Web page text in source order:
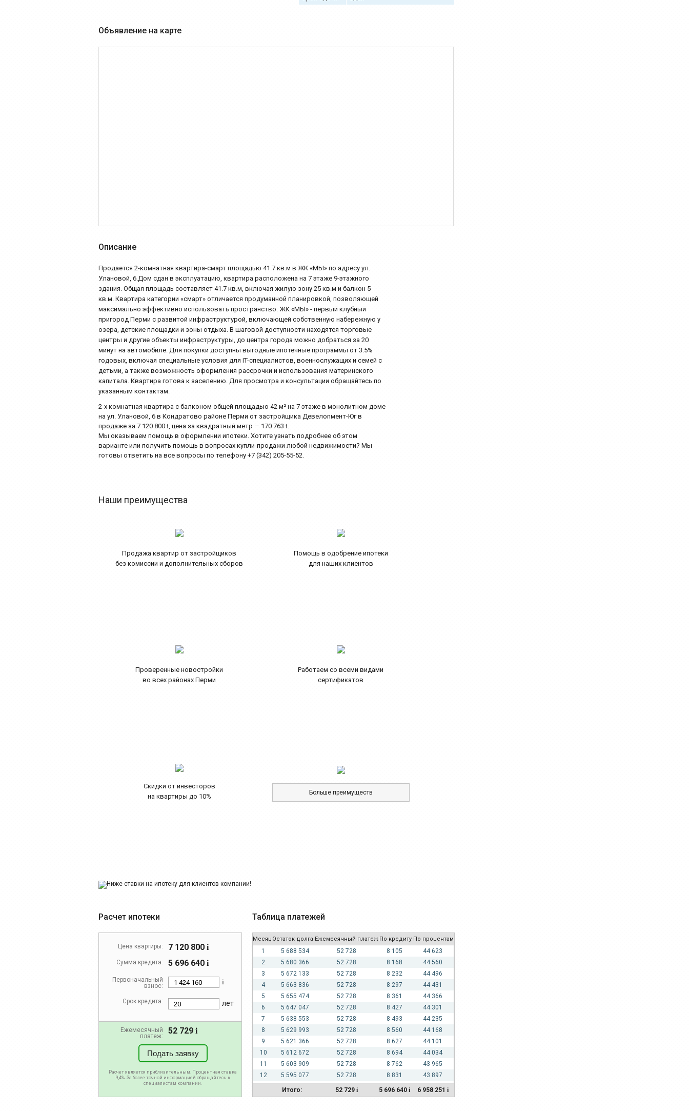
Объявление на карте
Описание
Продается 2-комнатная квартира-смарт площадью 41.7 кв.м в ЖК «МЫ» по адресу ул.
Улановой, 6.Дом сдан в эксплуатацию, квартира расположена на 7 этаже 9-этажного
здания. Общая площадь составляет 41.7 кв.м, включая жилую зону 25 кв.м и балкон 5
кв.м. Квартира категории «смарт» отличается продуманной планировкой, позволяющей
максимально эффективно использовать пространство. ЖК «МЫ» - первый клубный
пригород Перми с развитой инфраструктурой, включающей собственную набережную у
озера, детские площадки и зоны отдыха. В шаговой доступности находятся торговые
центры и другие объекты инфраструктуры, до центра города можно добраться за 20
минут на автомобиле. Для покупки доступны выгодные ипотечные программы от 3.5%
годовых, включая специальные условия для IT-специалистов, военнослужащих и семей с
детьми, а также возможность оформления рассрочки и использования материнского
капитала. Квартира готова к заселению. Для просмотра и консультации обращайтесь по
указанным контактам.
2-х комнатная квартира с балконом общей площадью 42 м² на 7 этаже в монолитном доме
на ул. Улановой, 6 в Кондратово районе Перми от застройщика Девелопмент-Юг в
продаже за 7 120 800 i, цена за квадратный метр — 170 763 i.
Мы оказываем помощь в оформлении ипотеки. Хотите узнать подробнее об этом
варианте или получить помощь в вопросах купли-продажи любой недвижимости? Мы
готовы ответить на все вопросы по телефону +7 (342) 205-55-52.
Наши преимущества
Продажа квартир от застройщиков
без комиссии и дополнительных сборов
Помощь в одобрение ипотеки
для наших клиентов
Проверенные новостройки
во всех районах Перми
Работаем со всеми видами
сертификатов
Скидки от инвесторов
на квартиры до 10%
Больше преимуществ
Расчет ипотеки
Цена квартиры: 7 120 800 i
Сумма кредита: 5 696 640 i
Первоначальный
взнос:
i
Срок кредита: лет
Ежемесячный
платеж:
52 729 i
Подать заявку
Расчет является приблизительным. Процентная ставка
9,4%. За более точной информацией обращайтесь к
специалистам компании.
Таблица платежей
Месяц Остаток долга Ежемесячный платеж По кредиту По процентам
1 5 688 534 52 728 8 105
44 623
2
5 680 366 52 728 8 168
44 560
3
5 672 133 52 728 8 232
44 496
4
5 663 836 52 728 8 297
44 431
5
5 655 474 52 728 8 361
44 366
6
5 647 047 52 728 8 427
44 301
7
5 638 553 52 728 8 493
44 235
8
5 629 993 52 728 8 560
44 168
9
5 621 366 52 728 8 627
44 101
10
5 612 672 52 728 8 694
44 034
11
5 603 909 52 728 8 762
43 965
12
5 595 077 52 728 8 831
43 897
5 586 177 52 728 8 900
43 828
14
5 577 207 52 728 8 970
43 758
Итого: 52 729 i 5 696 640 i 6 958 251 i